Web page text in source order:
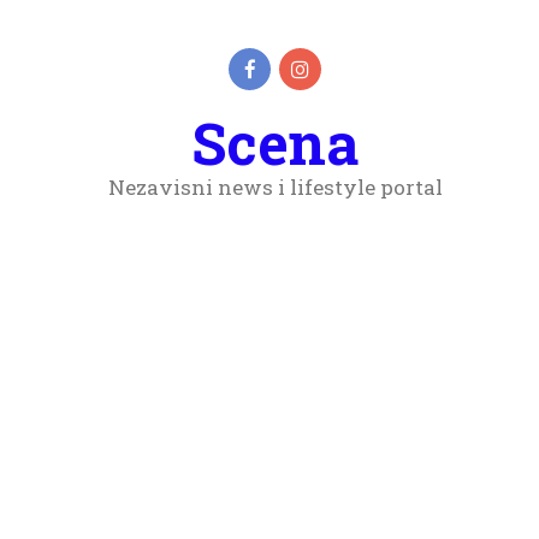
Scena
Nezavisni news i lifestyle portal